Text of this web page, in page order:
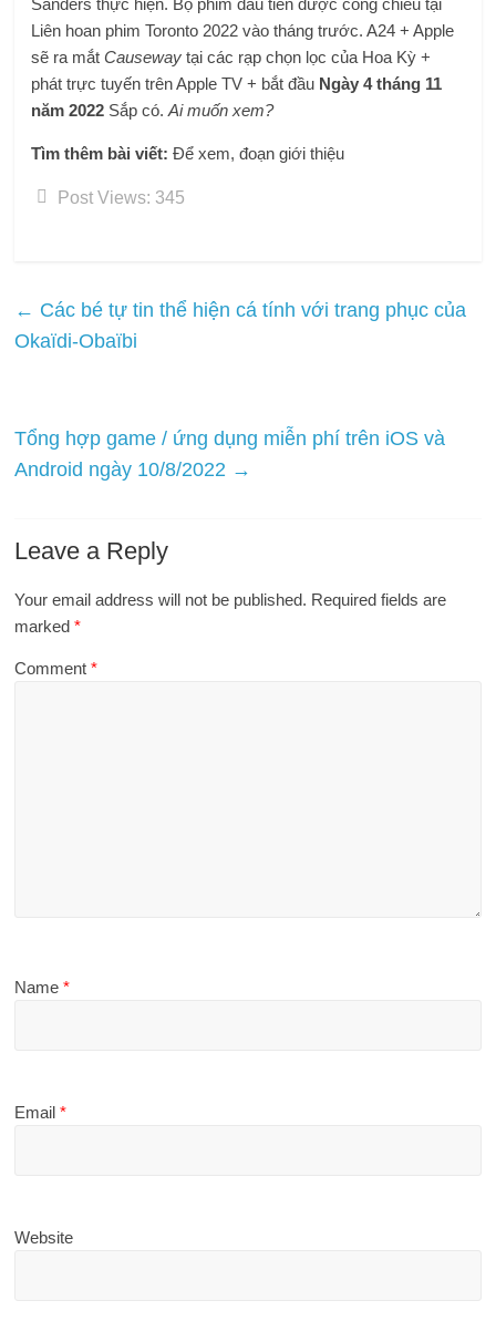
Sanders thực hiện. Bộ phim đầu tiên được công chiếu tại
Liên hoan phim Toronto 2022 vào tháng trước. A24 + Apple
sẽ ra mắtCauseway tại các rạp chọn lọc của Hoa Kỳ +
phát trực tuyến trên Apple TV + bắt đầu Ngày 4 tháng 11
năm 2022 Sắp có.Ai muốn xem?
Tìm thêm bài viết: Để xem, đoạn giới thiệu
Post Views: 345
← Các bé tự tin thể hiện cá tính với trang phục của
Okaïdi-Obaïbi
Tổng hợp game / ứng dụng miễn phí trên iOS và
Android ngày 10/8/2022 →
Leave a Reply
Your email address will not be published. Required fields are
marked*
Comment*
Name*
Email*
Website